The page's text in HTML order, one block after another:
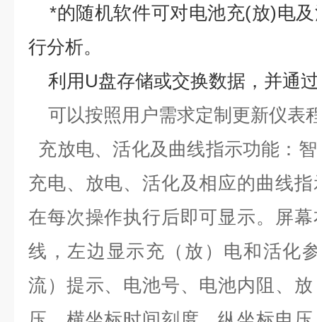
*的随机软件可对电池充(放)电
行分析。
利用U盘存储或交换数据，并通
可以按照用户需求定制更新仪表
充放电、活化及曲线指示功能：
充电、放电、活化及相应的曲线
在每次操作执行后即可显示。屏
线，左边显示充（放）电和活化
流）提示、电池号、电池内阻、